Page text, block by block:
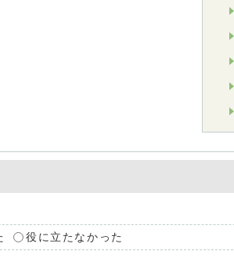
役に立たなかった